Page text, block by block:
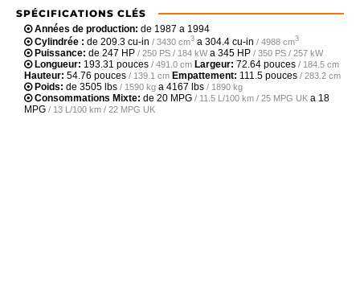
SPÉCIFICATIONS CLÉS
Années de production: de 1987 a 1994
Cylindrée : de 209.3 cu-in / 3430 cm3 a 304.4 cu-in / 4988 cm3
Puissance: de 247 HP / 250 PS / 184 kWa 345 HP / 350 PS / 257 kW
Longueur: 193.31 pouces / 491.0 cm Largeur: 72.64 pouces / 184.5 cm
Hauteur: 54.76 pouces / 139.1 cm Empattement: 111.5 pouces / 283.2 cm
Poids: de 3505 lbs / 1590 kg a 4167 lbs / 1890 kg
Consommations Mixte: de 20 MPG / 11.5 L/100 km / 25 MPG UK a 18
MPG / 13 L/100 km / 22 MPG UK